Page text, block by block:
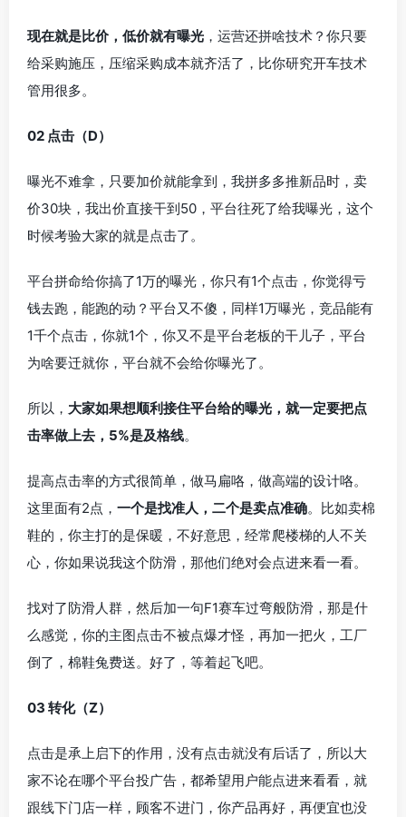
现在就是比价，低价就有曝光 ，运营还拼啥技术？你只要
给采购施压，压缩采购成本就齐活了，比你研究开车技术
管用很多。
02 点击（D）
曝光不难拿，只要加价就能拿到，我拼多多推新品时，卖
价30块，我出价直接干到50，平台往死了给我曝光，这个
时候考验大家的就是点击了。
平台拼命给你搞了1万的曝光，你只有1个点击，你觉得亏
钱去跑，能跑的动？平台又不傻，同样1万曝光，竞品能有
1千个点击，你就1个，你又不是平台老板的干儿子，平台
为啥要迁就你，平台就不会给你曝光了。
所以， 大家如果想顺利接住平台给的曝光，就一定要把点
击率做上去，5%是及格线。
提高点击率的方式很简单，做马扁咯，做高端的设计咯。
这里面有2点， 一个是找准人，二个是卖点准确。比如卖棉
鞋的，你主打的是保暖，不好意思，经常爬楼梯的人不关
心，你如果说我这个防滑，那他们绝对会点进来看一看。
找对了防滑人群，然后加一句F1赛车过弯般防滑，那是什
么感觉，你的主图点击不被点爆才怪，再加一把火，工厂
倒了，棉鞋兔费送。好了，等着起飞吧。
03 转化（Z）
点击是承上启下的作用，没有点击就没有后话了，所以大
家不论在哪个平台投广告，都希望用户能点进来看看，就
跟线下门店一样，顾客不进门，你产品再好，再便宜也没